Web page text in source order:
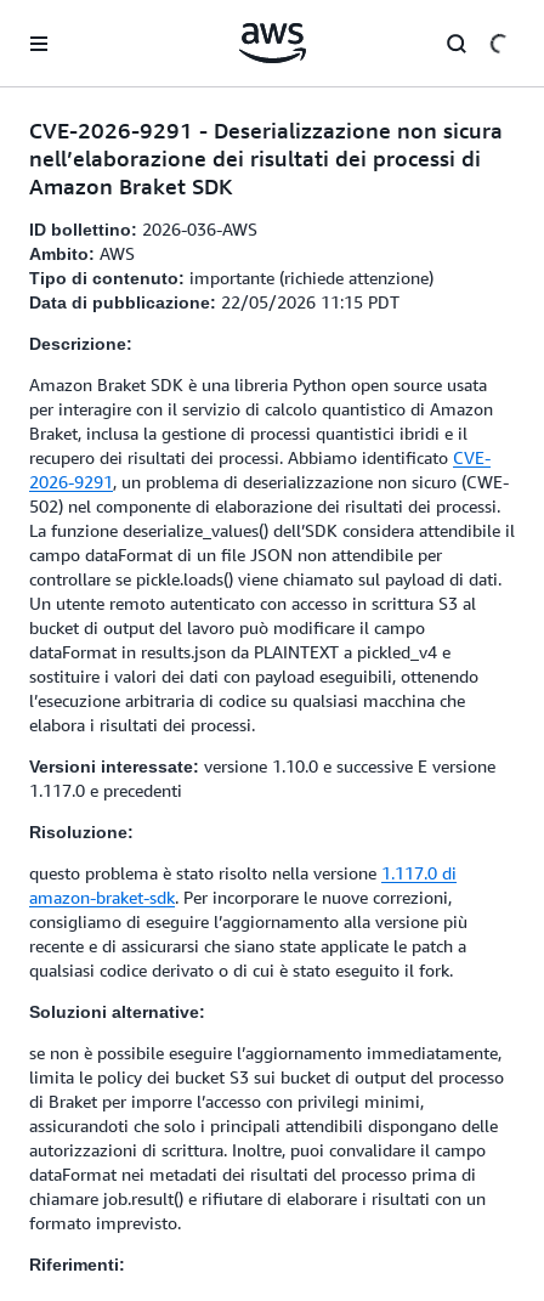
CVE-2026-9291 - Deserializzazione non sicura
nell’elaborazione dei risultati dei processi di
Amazon Braket SDK
ID bollettino: 2026-036-AWS
Ambito: AWS
Tipo di contenuto: importante (richiede attenzione)
Data di pubblicazione: 22/05/2026 11:15 PDT
Descrizione:
Amazon Braket SDK è una libreria Python open source usata
per interagire con il servizio di calcolo quantistico di Amazon
Braket, inclusa la gestione di processi quantistici ibridi e il
recupero dei risultati dei processi. Abbiamo identificato CVE-
2026-9291, un problema di deserializzazione non sicuro (CWE-
502) nel componente di elaborazione dei risultati dei processi.
La funzione deserialize_values() dell’SDK considera attendibile il
campo dataFormat di un file JSON non attendibile per
controllare se pickle.loads() viene chiamato sul payload di dati.
Un utente remoto autenticato con accesso in scrittura S3 al
bucket di output del lavoro può modificare il campo
dataFormat in results.json da PLAINTEXT a pickled_v4 e
sostituire i valori dei dati con payload eseguibili, ottenendo
l’esecuzione arbitraria di codice su qualsiasi macchina che
elabora i risultati dei processi.
Versioni interessate: versione 1.10.0 e successive E versione
1.117.0 e precedenti
Risoluzione:
questo problema è stato risolto nella versione 1.117.0 di
amazon-braket-sdk. Per incorporare le nuove correzioni,
consigliamo di eseguire l’aggiornamento alla versione più
recente e di assicurarsi che siano state applicate le patch a
qualsiasi codice derivato o di cui è stato eseguito il fork.
Soluzioni alternative:
se non è possibile eseguire l’aggiornamento immediatamente,
limita le policy dei bucket S3 sui bucket di output del processo
di Braket per imporre l’accesso con privilegi minimi,
assicurandoti che solo i principali attendibili dispongano delle
autorizzazioni di scrittura. Inoltre, puoi convalidare il campo
dataFormat nei metadati dei risultati del processo prima di
chiamare job.result() e rifiutare di elaborare i risultati con un
formato imprevisto.
Riferimenti: